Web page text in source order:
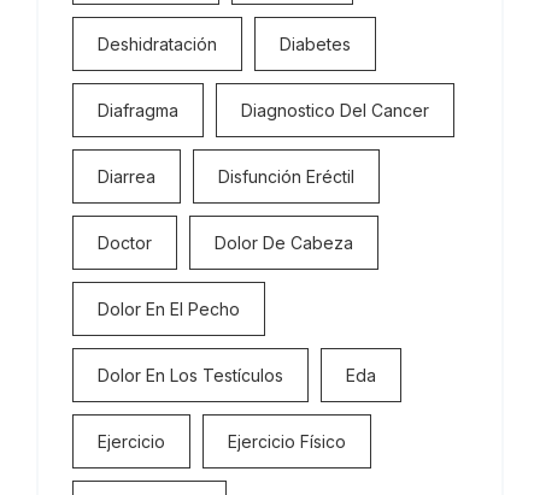
Deshidratación Diabetes
Diafragma Diagnostico Del Cancer
Diarrea Disfunción Eréctil
Doctor Dolor De Cabeza
Dolor En El Pecho
Dolor En Los Testículos Eda
Ejercicio Ejercicio Físico